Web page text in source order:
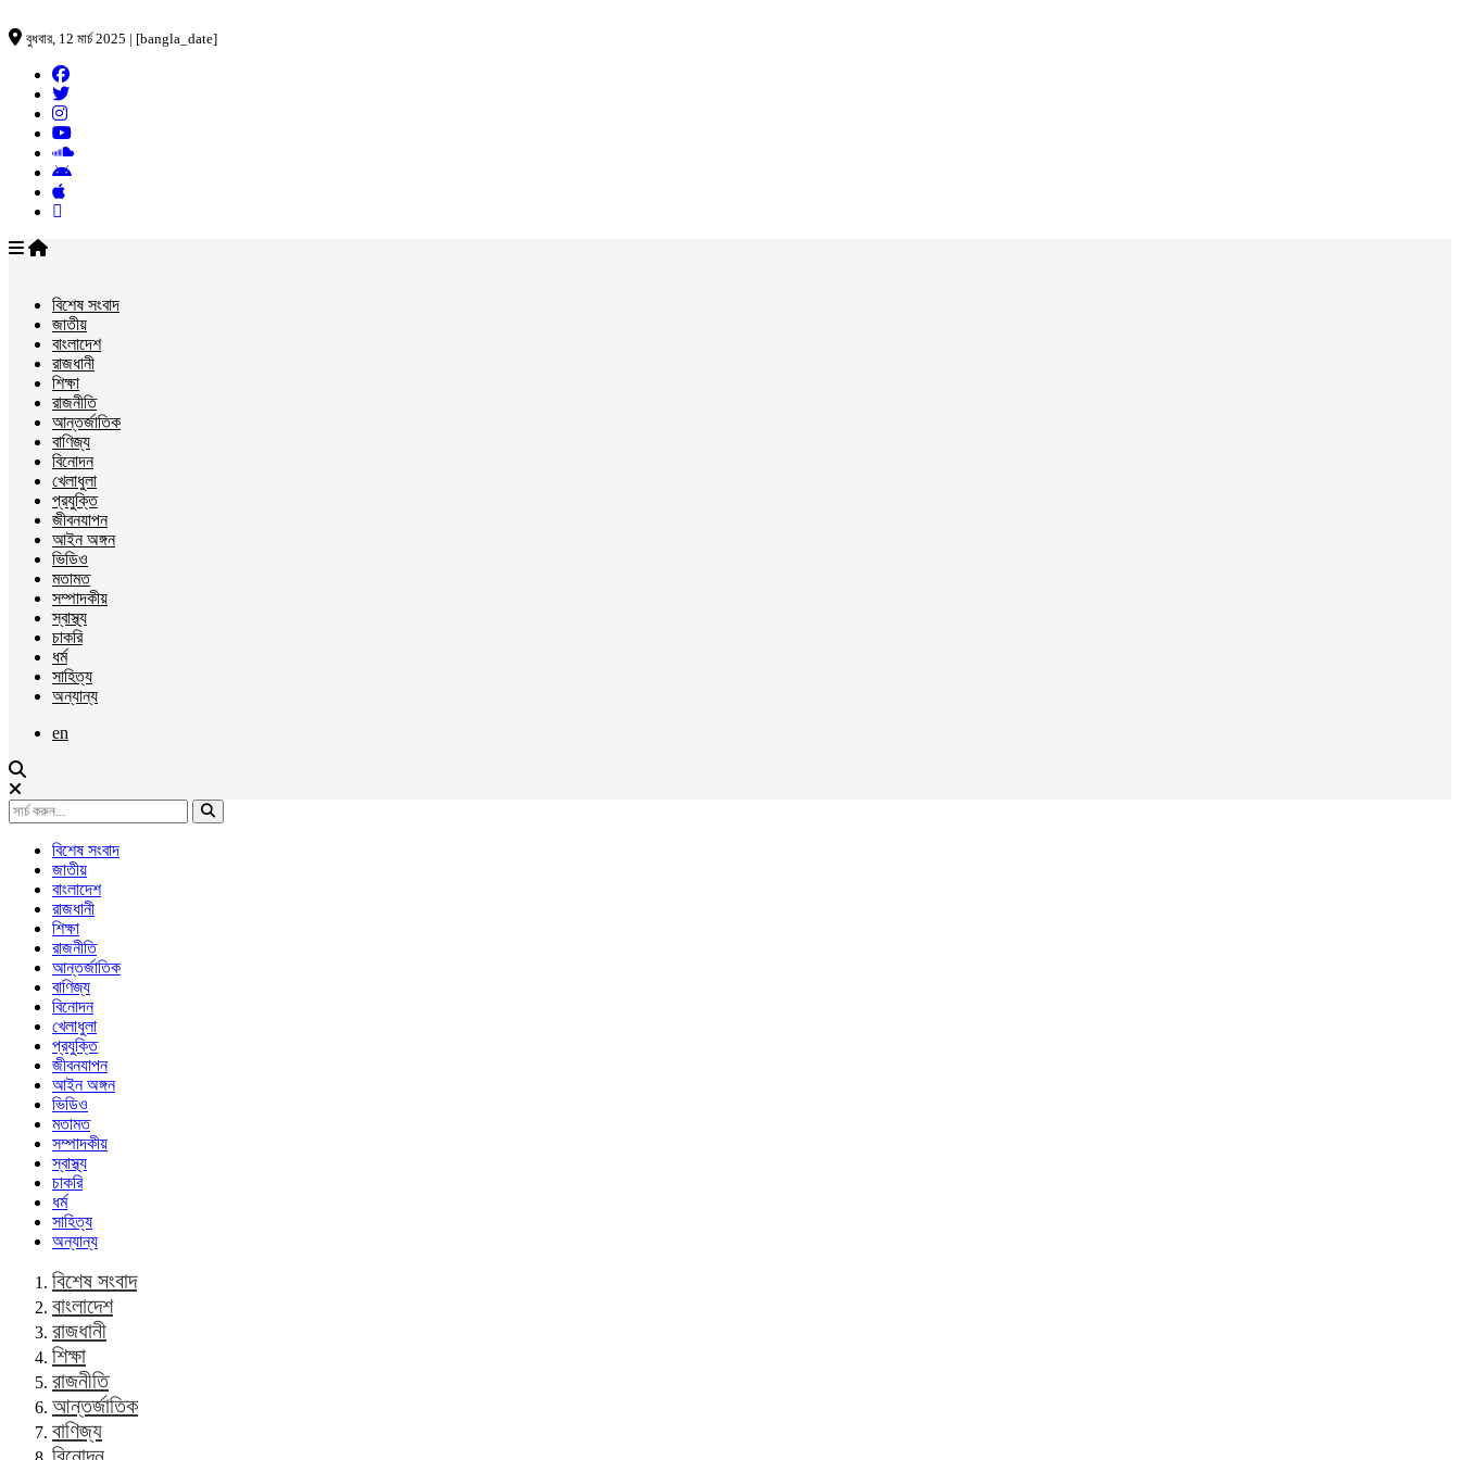
বুধবার, 12 মার্চ 2025 | [bangla_date]
বিশেষ সংবাদ
জাতীয়
বাংলাদেশ
রাজধানী
শিক্ষা
রাজনীতি
আন্তর্জাতিক
বাণিজ্য
বিনোদন
খেলাধুলা
প্রযুক্তি
জীবনযাপন
আইন অঙ্গন
ভিডিও
মতামত
সম্পাদকীয়
স্বাস্থ্য
চাকরি
ধর্ম
সাহিত্য
অন্যান্য
en
বিশেষ সংবাদ
জাতীয়
বাংলাদেশ
রাজধানী
শিক্ষা
রাজনীতি
আন্তর্জাতিক
বাণিজ্য
বিনোদন
খেলাধুলা
প্রযুক্তি
জীবনযাপন
আইন অঙ্গন
ভিডিও
মতামত
সম্পাদকীয়
স্বাস্থ্য
চাকরি
ধর্ম
সাহিত্য
অন্যান্য
বিশেষ সংবাদ
বাংলাদেশ
রাজধানী
শিক্ষা
রাজনীতি
আন্তর্জাতিক
বাণিজ্য